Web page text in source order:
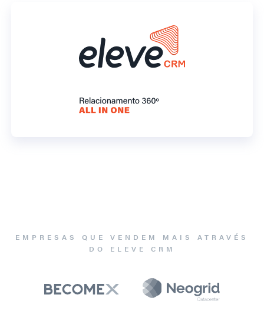
EMPRESAS QUE VENDEM MAIS ATRAVÉS
DO ELEVE CRM